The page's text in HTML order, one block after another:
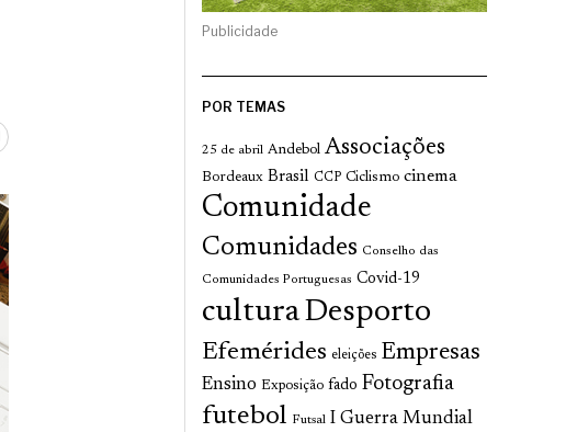
Publicidade
POR TEMAS
25 de abril Andebol Associações
Bordeaux Brasil CCP Ciclismo cinema
Comunidade
Comunidades Conselho das
Comunidades Portuguesas Covid-19
culturaDesporto
Efemérides eleições Empresas
Ensino Exposição fado Fotografia
futebol Futsal I Guerra Mundial